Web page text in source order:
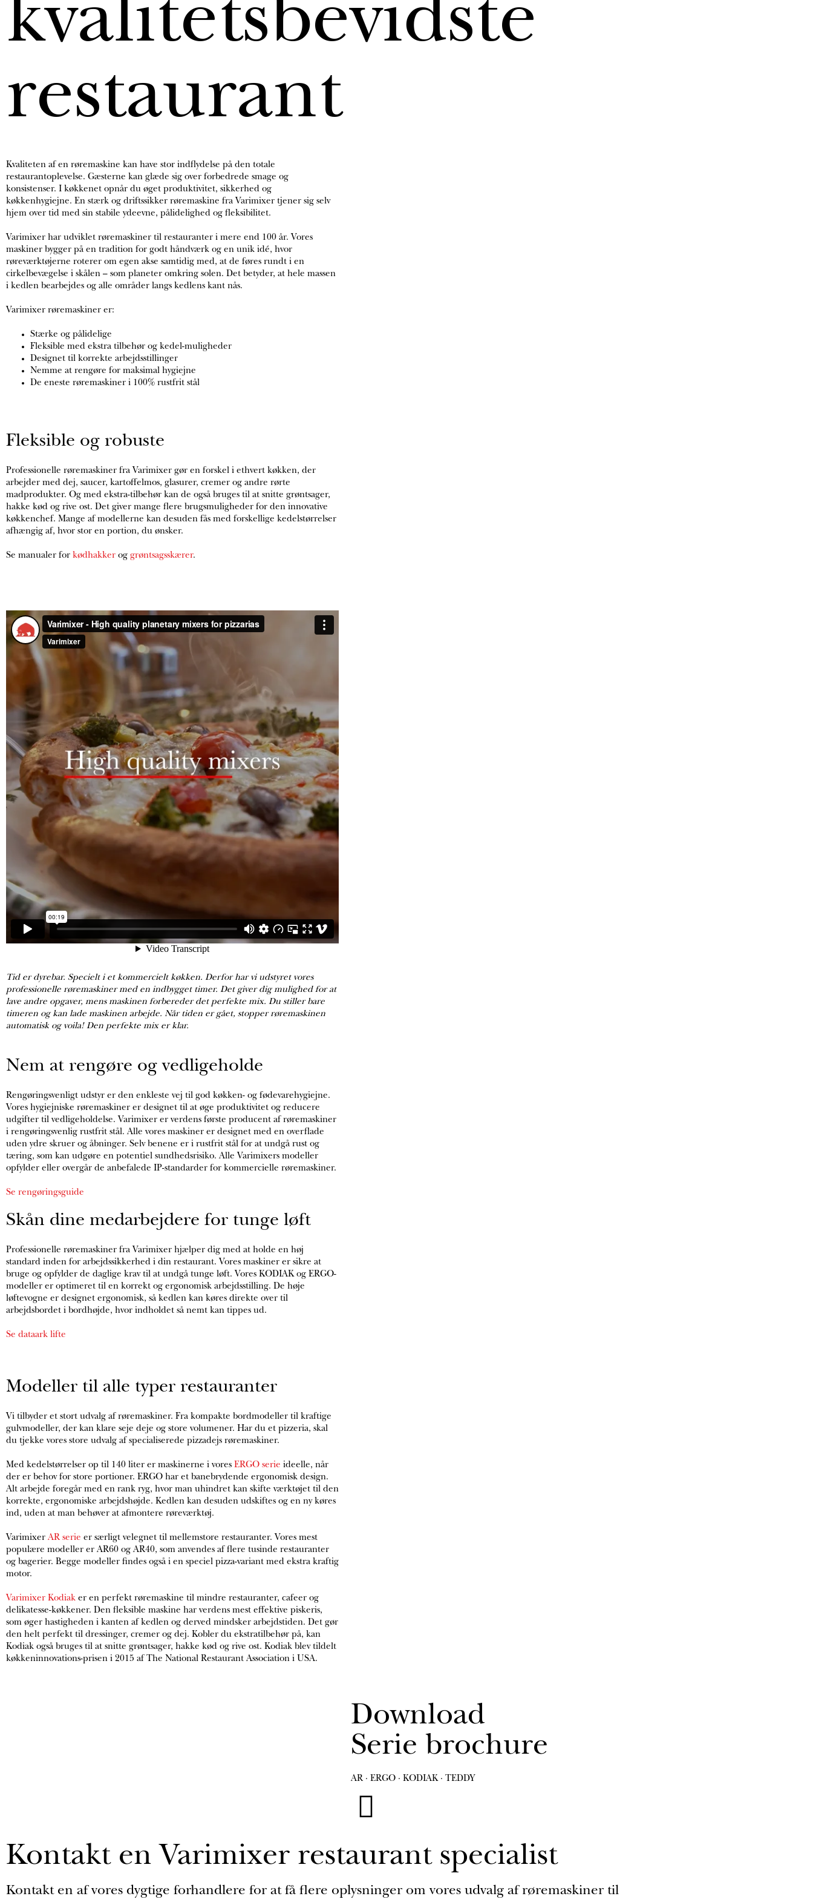
kvalitetsbevidste
restaurant
Kvaliteten af en røremaskine kan have stor indflydelse på den totale
restaurantoplevelse. Gæsterne kan glæde sig over forbedrede smage og
konsistenser. I køkkenet opnår du øget produktivitet, sikkerhed og
køkkenhygiejne. En stærk og driftssikker røremaskine fra Varimixer tjener sig selv
hjem over tid med sin stabile ydeevne, pålidelighed og fleksibilitet.
Varimixer har udviklet røremaskiner til restauranter i mere end 100 år. Vores
maskiner bygger på en tradition for godt håndværk og en unik idé, hvor
røreværktøjerne roterer om egen akse samtidig med, at de føres rundt i en
cirkelbevægelse i skålen – som planeter omkring solen. Det betyder, at hele massen
i kedlen bearbejdes og alle områder langs kedlens kant nås.
Varimixer røremaskiner er:
Stærke og pålidelige
Fleksible med ekstra tilbehør og kedel-muligheder
Designet til korrekte arbejdsstillinger
Nemme at rengøre for maksimal hygiejne
De eneste røremaskiner i 100% rustfrit stål
Fleksible og robuste
Professionelle røremaskiner fra Varimixer gør en forskel i ethvert køkken, der
arbejder med dej, saucer, kartoffelmos, glasurer, cremer og andre rørte
madprodukter. Og med ekstra-tilbehør kan de også bruges til at snitte grøntsager,
hakke kød og rive ost. Det giver mange flere brugsmuligheder for den innovative
køkkenchef. Mange af modellerne kan desuden fås med forskellige kedelstørrelser
afhængig af, hvor stor en portion, du ønsker.
Se manualer for kødhakker og grøntsagsskærer.
Tid er dyrebar. Specielt i et kommercielt køkken. Derfor har vi udstyret vores
professionelle røremaskiner med en indbygget timer. Det giver dig mulighed for at
lave andre opgaver, mens maskinen forbereder det perfekte mix. Du stiller bare
timeren og kan lade maskinen arbejde. Når tiden er gået, stopper røremaskinen
automatisk og voila! Den perfekte mix er klar.
Nem at rengøre og vedligeholde
Rengøringsvenligt udstyr er den enkleste vej til god køkken- og fødevarehygiejne.
Vores hygiejniske røremaskiner er designet til at øge produktivitet og reducere
udgifter til vedligeholdelse. Varimixer er verdens første producent af røremaskiner
i rengøringsvenlig rustfrit stål. Alle vores maskiner er designet med en overflade
uden ydre skruer og åbninger. Selv benene er i rustfrit stål for at undgå rust og
tæring, som kan udgøre en potentiel sundhedsrisiko. Alle Varimixers modeller
opfylder eller overgår de anbefalede IP-standarder for kommercielle røremaskiner.
Se rengøringsguide
Skån dine medarbejdere for tunge løft
Professionelle røremaskiner fra Varimixer hjælper dig med at holde en høj
standard inden for arbejdssikkerhed i din restaurant. Vores maskiner er sikre at
bruge og opfylder de daglige krav til at undgå tunge løft. Vores KODIAK og ERGO-
modeller er optimeret til en korrekt og ergonomisk arbejdsstilling. De høje
løftevogne er designet ergonomisk, så kedlen kan køres direkte over til
arbejdsbordet i bordhøjde, hvor indholdet så nemt kan tippes ud.
Se dataark lifte
Modeller til alle typer restauranter
Vi tilbyder et stort udvalg af røremaskiner. Fra kompakte bordmodeller til kraftige
gulvmodeller, der kan klare seje deje og store volumener. Har du et pizzeria, skal
du tjekke vores store udvalg af specialiserede pizzadejs røremaskiner.
Med kedelstørrelser op til 140 liter er maskinerne i vores ERGO serie ideelle, når
der er behov for store portioner. ERGO har et banebrydende ergonomisk design.
Alt arbejde foregår med en rank ryg, hvor man uhindret kan skifte værktøjet til den
korrekte, ergonomiske arbejdshøjde. Kedlen kan desuden udskiftes og en ny køres
ind, uden at man behøver at afmontere røreværktøj.
VarimixerAR serie er særligt velegnet til mellemstore restauranter. Vores mest
populære modeller er AR60 og AR40, som anvendes af flere tusinde restauranter
og bagerier. Begge modeller findes også i en speciel pizza-variant med ekstra kraftig
motor.
Varimixer Kodiak er en perfekt røremaskine til mindre restauranter, cafeer og
delikatesse-køkkener. Den fleksible maskine har verdens mest effektive piskeris,
som øger hastigheden i kanten af kedlen og derved mindsker arbejdstiden. Det gør
den helt perfekt til dressinger, cremer og dej. Kobler du ekstratilbehør på, kan
Kodiak også bruges til at snitte grøntsager, hakke kød og rive ost. Kodiak blev tildelt
køkkeninnovations-prisen i 2015 af The National Restaurant Association i USA.
Download
Serie brochure
AR · ERGO · KODIAK · TEDDY
Kontakt en Varimixer restaurant specialist
Kontakt en af vores dygtige forhandlere for at få flere oplysninger om vores udvalg af røremaskiner til